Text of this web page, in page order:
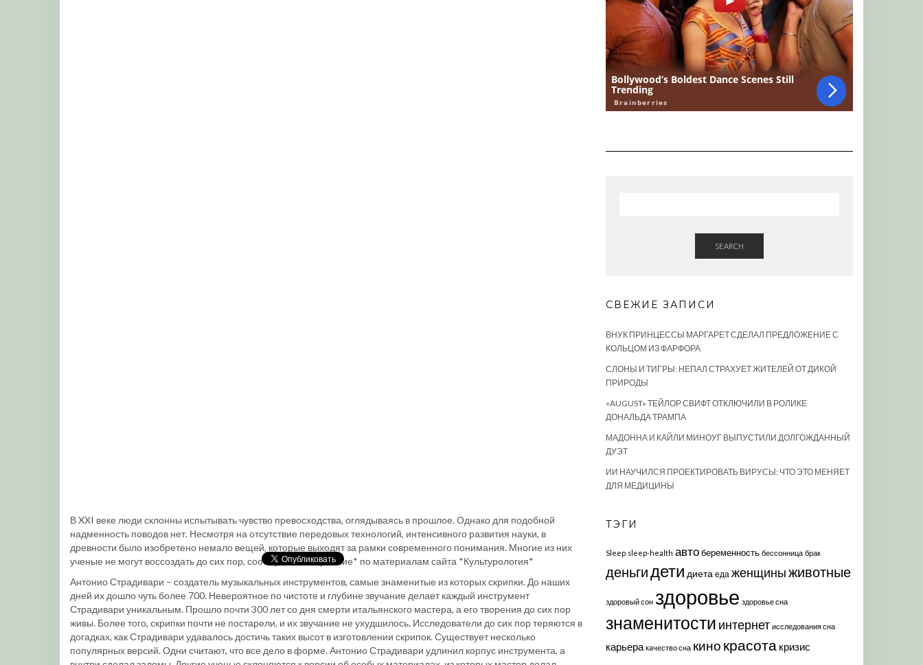
В XXI веке люди склонны испытывать чувство превосходства, оглядываясь в прошлое. Однако для подобной
надменность поводов нет. Несмотря на отсутствие передовых технологий, интенсивного развития науки, в
древности было изобретено немало вещей, которые выходят за рамки современного понимания. Многие из них
ученые не могут воссоздать до сих пор, сообщает *Настроение* по материалам сайта *Культурология*
Антонио Страдивари – создатель музыкальных инструментов, самые знаменитые из которых скрипки. До наших
дней их дошло чуть более 700. Невероятное по чистоте и глубине звучание делает каждый инструмент
Страдивари уникальным. Прошло почти 300 лет со дня смерти итальянского мастера, а его творения до сих пор
живы. Более того, скрипки почти не постарели, и их звучание не ухудшилось. Исследователи до сих пор теряются в
догадках, как Страдивари удавалось достичь таких высот в изготовлении скрипок. Существует несколько
популярных версий. Одни считают, что все дело в форме. Антонио Страдивари удлинил корпус инструмента, а
SEARCH
СВЕЖИЕ ЗАПИСИ
ВНУК ПРИНЦЕССЫ МАРГАРЕТ СДЕЛАЛ ПРЕДЛОЖЕНИЕ С
КОЛЬЦОМ ИЗ ФАРФОРА
СЛОНЫ И ТИГРЫ: НЕПАЛ СТРАХУЕТ ЖИТЕЛЕЙ ОТ ДИКОЙ
ПРИРОДЫ
«AUGUST» ТЕЙЛОР СВИФТ ОТКЛЮЧИЛИ В РОЛИКЕ
ДОНАЛЬДА ТРАМПА
МАДОННА И КАЙЛИ МИНОУГ ВЫПУСТИЛИ ДОЛГОЖДАННЫЙ
ДУЭТ
ИИ НАУЧИЛСЯ ПРОЕКТИРОВАТЬ ВИРУСЫ: ЧТО ЭТО МЕНЯЕТ
ДЛЯ МЕДИЦИНЫ
ТЭГИ
Sleep sleep-health автобеременность бессонница брак
деньгидети диета еда женщиныживотные
здоровый сон здоровье здоровье сна
знаменитости интернет исследования сна
карьера качество сна кино красота кризис